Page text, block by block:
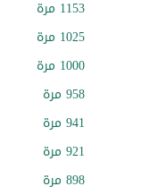
1153 مرة
1025 مرة
1000 مرة
958 مرة
941 مرة
921 مرة
898 مرة